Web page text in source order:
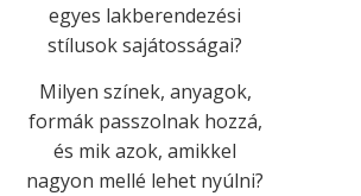
egyes lakberendezési
stílusok sajátosságai?
Milyen színek, anyagok,
formák passzolnak hozzá,
és mik azok, amikkel
nagyon mellé lehet nyúlni?